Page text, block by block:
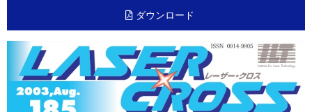
ダウンロード